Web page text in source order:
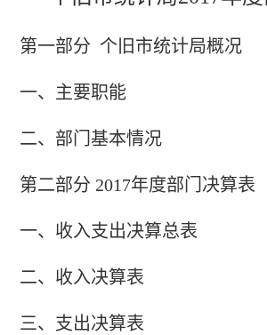
第一部分 个旧市统计局概况
一、主要职能
二、部门基本情况
第二部分 2017年度部门决算表
一、收入支出决算总表
二、收入决算表
三、支出决算表